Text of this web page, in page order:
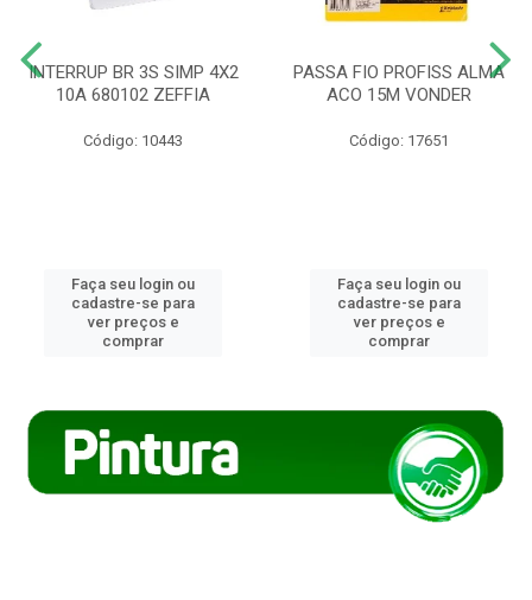
INTERRUP BR 3S SIMP 4X2
10A 680102 ZEFFIA
Código: 10443
Faça seu login ou
cadastre-se para
ver preços e
comprar
PASSA FIO PROFISS ALMA
ACO 15M VONDER
Código: 17651
Faça seu login ou
cadastre-se para
ver preços e
comprar